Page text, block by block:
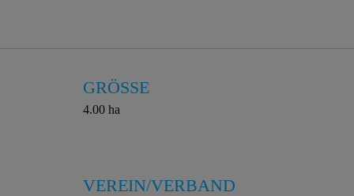
GRÖSSE
4.00 ha
VEREIN/VERBAND